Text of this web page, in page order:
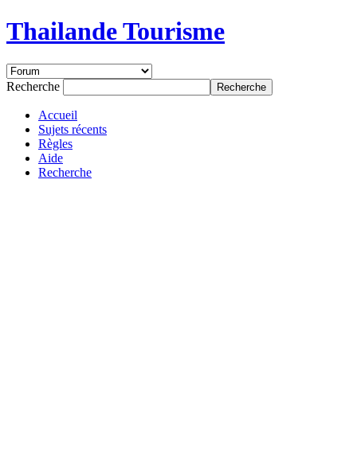
Thailande Tourisme
Recherche
Accueil
Sujets récents
Règles
Aide
Recherche